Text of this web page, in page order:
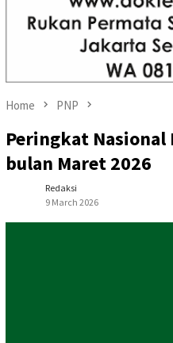
Home PNP
Peringkat Nasional
bulan Maret 2026
Redaksi
9 March 2026